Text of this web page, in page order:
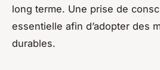
long terme. Une prise de
essentielle afin d’adopter des
durables.